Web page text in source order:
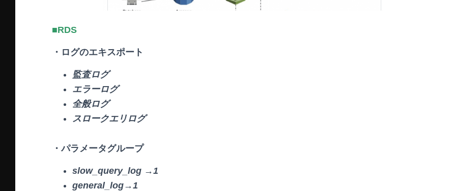
■RDS
・ログのエキスポート
監査ログ
エラーログ
全般ログ
スロークエリログ
・パラメータグループ
slow_query_log →1
general_log→1